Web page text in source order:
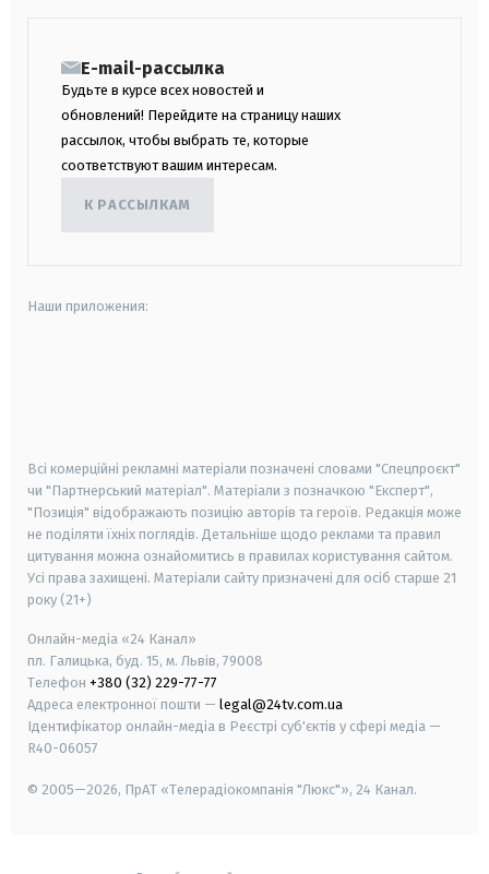
E-mail-рассылка
Будьте в курсе всех новостей и
обновлений! Перейдите на страницу наших
рассылок, чтобы выбрать те, которые
соответствуют вашим интересам.
К РАССЫЛКАМ
Наши приложения:
Всі комерційні рекламні матеріали позначені словами "Спецпроєкт"
чи "Партнерський матеріал". Матеріали з позначкою "Експерт",
"Позиція" відображають позицію авторів та героїв. Редакція може
не поділяти їхніх поглядів. Детальніше щодо реклами та правил
цитування можна ознайомитись в правилах користування сайтом.
Усі права захищені. Матеріали сайту призначені для осіб старше 21
року (21+)
Онлайн-медіа «24 Канал»
пл. Галицька, буд. 15, м. Львів, 79008
Телефон +380 (32) 229-77-77
Адреса електронної пошти — legal@24tv.com.ua
Ідентифікатор онлайн-медіа в Реєстрі суб'єктів у сфері медіа —
R40-06057
© 2005—2026, ПрАТ «Телерадіокомпанія "Люкс"», 24 Канал.